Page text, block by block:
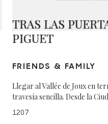
TRAS LAS
PIGUET
FRIENDS & FAMILY
Llegar al Vallée de Joux en
travesía sencilla. Desde la
1207